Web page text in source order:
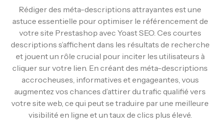
Rédiger des méta-descriptions attrayantes est une
astuce essentielle pour optimiser le référencement de
votre site Prestashop avec Yoast SEO. Ces courtes
descriptions s’affichent dans les résultats de recherche
et jouent un rôle crucial pour inciter les utilisateurs à
cliquer sur votre lien. En créant des méta-descriptions
accrocheuses, informatives et engageantes, vous
augmentez vos chances d’attirer du trafic qualifié vers
votre site web, ce qui peut se traduire par une meilleure
visibilité en ligne et un taux de clics plus élevé.